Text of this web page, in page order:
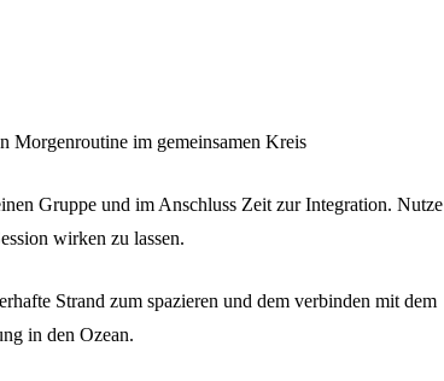
Morgenroutine im gemeinsamen Kreis
Gruppe und im Anschluss Zeit zur Integration. Nutze
wirken zu lassen.
Strand zum spazieren und dem verbinden mit dem
in den Ozean.